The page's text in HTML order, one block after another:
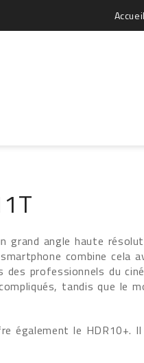
Accueil
grand angle haute
combine cela
professionnels du
tandis que le
également le HDR10+.